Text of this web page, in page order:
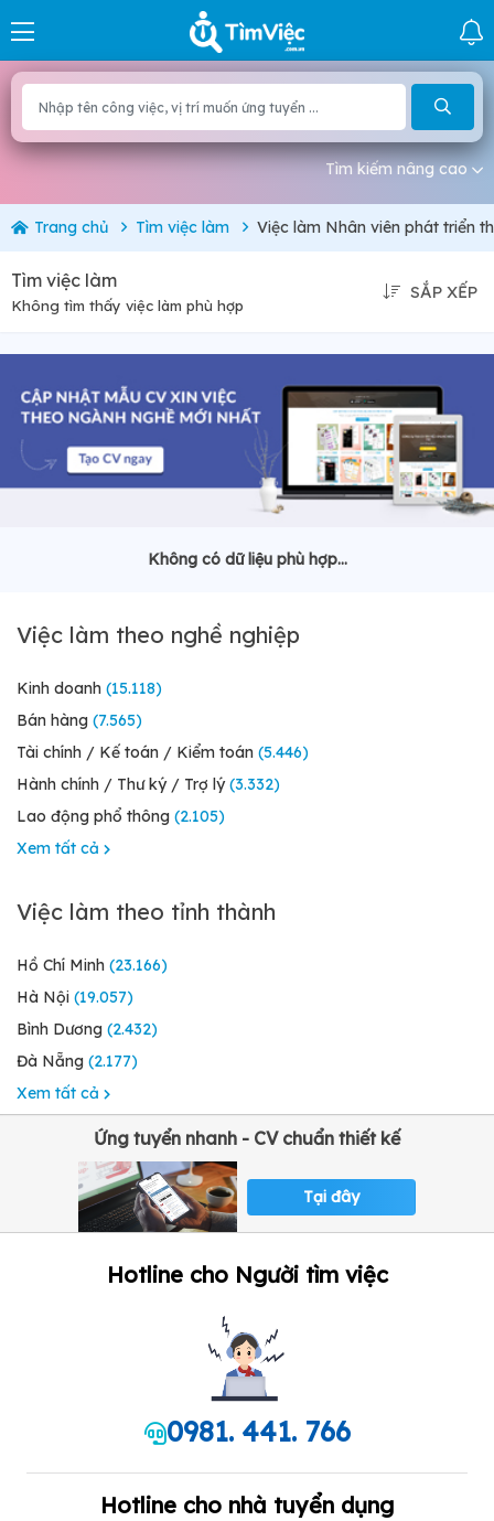
Tìm kiếm nâng cao
Trang chủ Tìm việc làm Việc làm Nhân viên phát triển
Tìm việc làm
Không tìm thấy việc làm phù hợp
SẮP XẾP
Không có dữ liệu phù hợp...
Việc làm theo nghề nghiệp
Kinh doanh (15.118)
Bán hàng (7.565)
Tài chính / Kế toán / Kiểm toán (5.446)
Hành chính / Thư ký / Trợ lý (3.332)
Lao động phổ thông (2.105)
Xem tất cả
Việc làm theo tỉnh thành
Hồ Chí Minh (23.166)
Hà Nội (19.057)
Bình Dương (2.432)
Đà Nẵng (2.177)
Xem tất cả
Ứng tuyển nhanh - CV chuẩn thiết kế
Tại đây
Hotline cho Người tìm việc
0981. 441. 766
Hotline cho nhà tuyển dụng